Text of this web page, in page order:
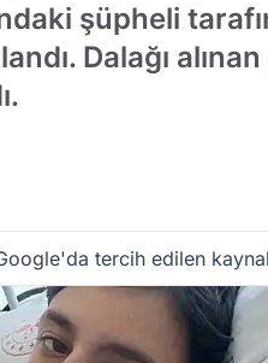
şüpheli
Dalağı
Google'da tercih edilen